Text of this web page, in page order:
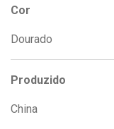
Cor
Dourado
Produzido
China